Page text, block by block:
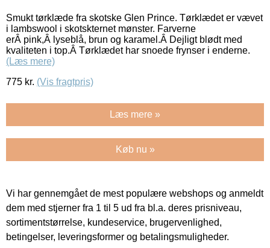
Smukt tørklæde fra skotske Glen Prince. Tørklædet er vævet
i lambswool i skotskternet mønster. Farverne
erÂ pink,Â lyseblå, brun og karamel.Â Dejligt blødt med
kvaliteten i top.Â Tørklædet har snoede frynser i enderne.
(Læs mere)
775 kr. (Vis fragtpris)
Læs mere »
Køb nu »
Vi har gennemgået de mest populære webshops og anmeldt
dem med stjerner fra 1 til 5 ud fra bl.a. deres prisniveau,
sortimentstørrelse, kundeservice, brugervenlighed,
betingelser, leveringsformer og betalingsmuligheder.